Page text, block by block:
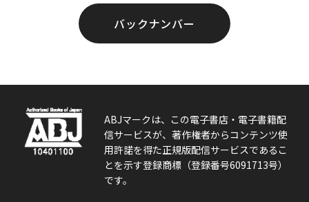
バックナンバー
ABJマークは、この電子書店・電子書籍配
信サービスが、著作権者からコンテンツ使
用許諾を得た正規版配信サービスであるこ
とを示す登録商標（登録番号6091713号）
です。